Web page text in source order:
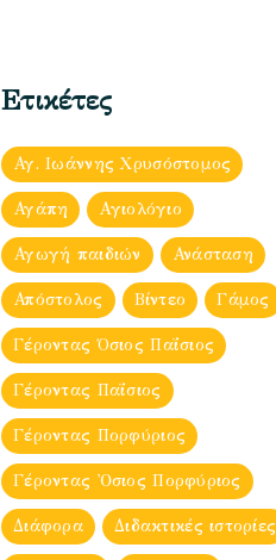
Ετικέτες
Αγ. Ιωάννης Χρυσόστομος
Αγάπη Αγιολόγιο
Αγωγή παιδιών Ανάσταση
Απόστολος Βίντεο Γάμος
Γέροντας Όσιος Παΐσιος
Γέροντας Παΐσιος
Γέροντας Πορφύριος
Γέροντας Ὀσιος Πορφύριος
Διάφορα Διδακτικές ιστορίες